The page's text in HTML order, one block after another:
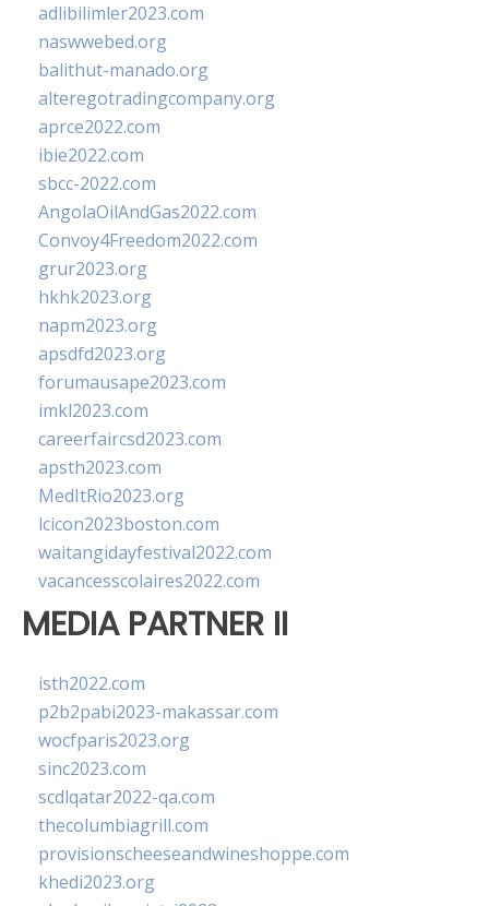
adlibilimler2023.com
naswwebed.org
balithut-manado.org
alteregotradingcompany.org
aprce2022.com
ibie2022.com
sbcc-2022.com
AngolaOilAndGas2022.com
Convoy4Freedom2022.com
grur2023.org
hkhk2023.org
napm2023.org
apsdfd2023.org
forumausape2023.com
imkl2023.com
careerfaircsd2023.com
apsth2023.com
MedItRio2023.org
lcicon2023boston.com
waitangidayfestival2022.com
vacancesscolaires2022.com
MEDIA PARTNER II
isth2022.com
p2b2pabi2023-makassar.com
wocfparis2023.org
sinc2023.com
scdlqatar2022-qa.com
thecolumbiagrill.com
provisionscheeseandwineshoppe.com
khedi2023.org